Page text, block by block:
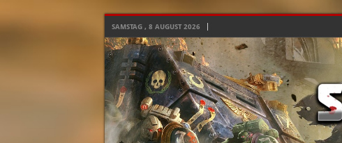
SAMSTAG , 8 AUGUST 2026